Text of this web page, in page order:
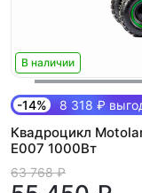
В наличии
-14% 8 318 ₽
Квадроцикл
E007 1000Вт
63 768 ₽